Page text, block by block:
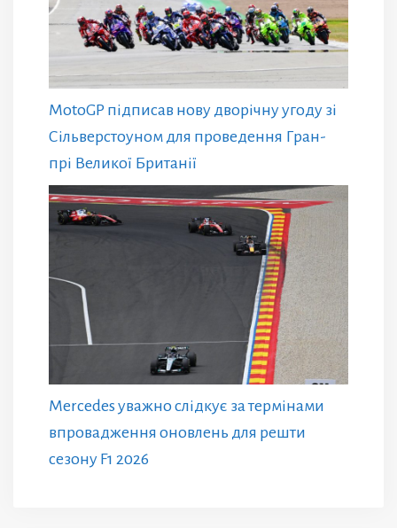
MotoGP підписав нову дворічну угоду зі
Сільверстоуном для проведення Гран-
прі Великої Британії
Mercedes уважно слідкує за термінами
впровадження оновлень для решти
сезону F1 2026